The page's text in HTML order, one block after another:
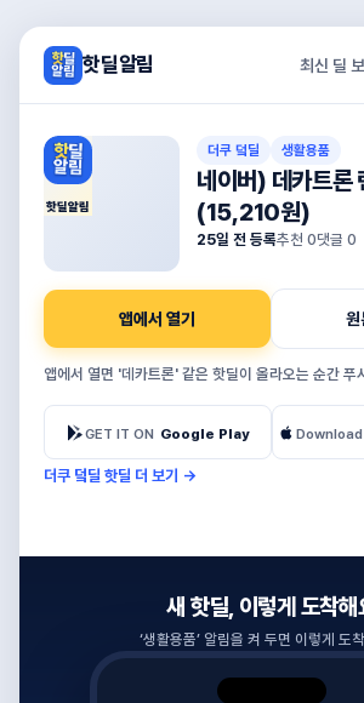
핫딜알림 최신 딜
핫딜알림
더쿠 덬딜 생활용품
네이버) 데카트론
(15,210원)
25일 전 등록추천 0댓글 0
앱에서 열기 원
앱에서 열면 '데카트론' 같은 핫딜이 올라오는 순간 푸
GET IT ON Google Play
더쿠 덬딜 핫딜 더 보기 →
새 핫딜, 이렇게 도착해
‘생활용품’ 알림을 켜 두면 이렇게 도